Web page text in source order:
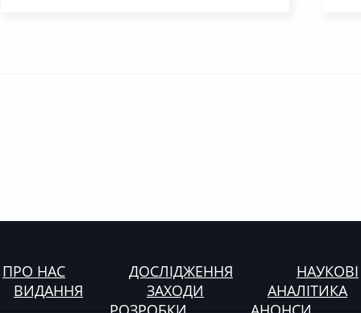
ПРО НАС ДОСЛІДЖЕННЯ
НАУКОВІ
ВИДАННЯ
ЗАХОДИ
АНАЛІТИКА